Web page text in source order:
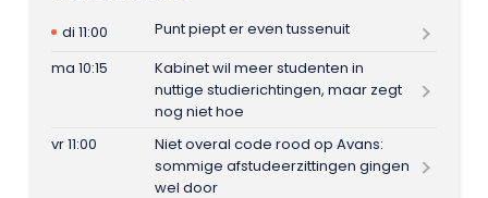
di 11:00
Punt piept er even tussenuit
ma 10:15
Kabinet wil meer studenten in
nuttige studierichtingen, maar zegt
nog niet hoe
vr 11:00
Niet overal code rood op Avans:
sommige afstudeerzittingen gingen
wel door